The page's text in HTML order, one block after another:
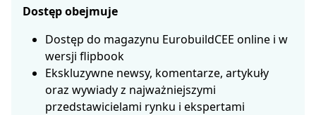
Dostęp obejmuje
Dostęp do magazynu EurobuildCEE online i w
wersji flipbook
Ekskluzywne newsy, komentarze, artykuły
oraz wywiady z najważniejszymi
przedstawicielami rynku i ekspertami